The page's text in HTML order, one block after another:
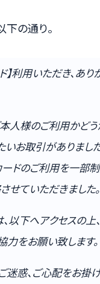
の通り。
】利⽤いただき、あ
本⼈様のご利⽤かど
いお取引がありまし
ードのご利⽤を⼀部
せていただきました。
以下へアクセスの上
⼒をお願い致します。
迷惑、ご⼼配をお掛